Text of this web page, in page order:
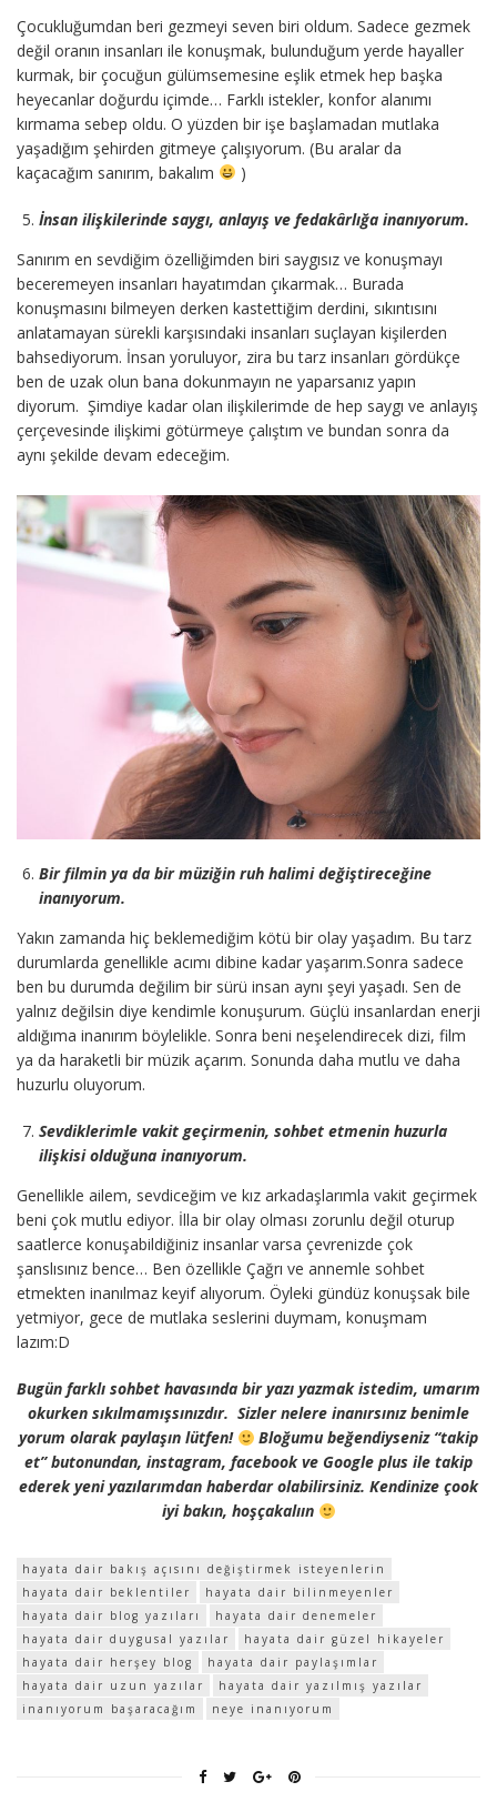
Çocukluğumdan beri gezmeyi seven biri oldum. Sadece gezmek
değil oranın insanları ile konuşmak, bulunduğum yerde hayaller
kurmak, bir çocuğun gülümsemesine eşlik etmek hep başka
heyecanlar doğurdu içimde… Farklı istekler, konfor alanımı
kırmama sebep oldu. O yüzden bir işe başlamadan mutlaka
yaşadığım şehirden gitmeye çalışıyorum. (Bu aralar da
kaçacağım sanırım, bakalım
)
İnsan ilişkilerinde saygı, anlayış ve fedakârlığa inanıyorum.
Sanırım en sevdiğim özelliğimden biri saygısız ve konuşmayı
beceremeyen insanları hayatımdan çıkarmak… Burada
konuşmasını bilmeyen derken kastettiğim derdini, sıkıntısını
anlatamayan sürekli karşısındaki insanları suçlayan kişilerden
bahsediyorum. İnsan yoruluyor, zira bu tarz insanları gördükçe
ben de uzak olun bana dokunmayın ne yaparsanız yapın
diyorum. Şimdiye kadar olan ilişkilerimde de hep saygı ve anlayış
çerçevesinde ilişkimi götürmeye çalıştım ve bundan sonra da
aynı şekilde devam edeceğim.
Bir filmin ya da bir müziğin ruh halimi değiştireceğine
inanıyorum.
Yakın zamanda hiç beklemediğim kötü bir olay yaşadım. Bu tarz
durumlarda genellikle acımı dibine kadar yaşarım.Sonra sadece
ben bu durumda değilim bir sürü insan aynı şeyi yaşadı. Sen de
yalnız değilsin diye kendimle konuşurum. Güçlü insanlardan enerji
aldığıma inanırım böylelikle. Sonra beni neşelendirecek dizi, film
ya da haraketli bir müzik açarım. Sonunda daha mutlu ve daha
huzurlu oluyorum.
Sevdiklerimle vakit geçirmenin, sohbet etmenin huzurla
ilişkisi olduğuna inanıyorum.
Genellikle ailem, sevdiceğim ve kız arkadaşlarımla vakit geçirmek
beni çok mutlu ediyor. İlla bir olay olması zorunlu değil oturup
saatlerce konuşabildiğiniz insanlar varsa çevrenizde çok
şanslısınız bence… Ben özellikle Çağrı ve annemle sohbet
etmekten inanılmaz keyif alıyorum. Öyleki gündüz konuşsak bile
yetmiyor, gece de mutlaka seslerini duymam, konuşmam
lazım:D
Bugün farklı sohbet havasında bir yazı yazmak istedim, umarım
okurken sıkılmamışsınızdır. Sizler nelere inanırsınız benimle
yorum olarak paylaşın lütfen!
Bloğumu beğendiyseniz “takip
et” butonundan, instagram, facebook ve Google plus ile takip
ederek yeni yazılarımdan haberdar olabilirsiniz. Kendinize çook
iyi bakın, hoşçakalıın
hayata dair bakış açısını değiştirmek isteyenlerin
hayata dair beklentiler
hayata dair bilinmeyenler
hayata dair blog yazıları
hayata dair denemeler
hayata dair duygusal yazılar
hayata dair güzel hikayeler
hayata dair herşey blog
hayata dair paylaşımlar
hayata dair uzun yazılar
hayata dair yazılmış yazılar
inanıyorum başaracağım
neye inanıyorum